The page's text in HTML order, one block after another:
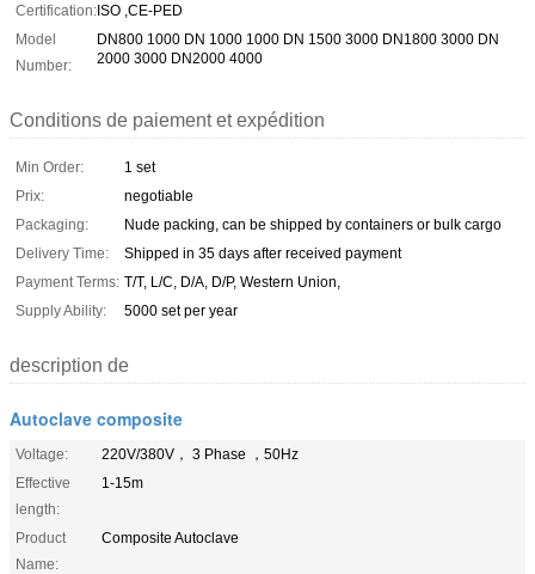
Certification:ISO ,CE-PED
Model
Number:
DN800 1000 DN 1000 1000 DN 1500 3000 DN1800 3000 DN
2000 3000 DN2000 4000
Conditions de paiement et expédition
Min Order:
1 set
Prix:
negotiable
Packaging:
Nude packing, can be shipped by containers or bulk cargo
Delivery Time:
Shipped in 35 days after received payment
Payment Terms: T/T, L/C, D/A, D/P, Western Union,
Supply Ability:
5000 set per year
description de
Autoclave composite
Voltage:
220V/380V， 3 Phase ，50Hz
Effective
length:
1-15m
Product
Name:
Composite Autoclave